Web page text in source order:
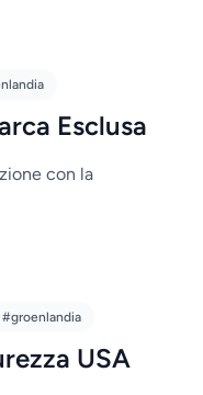
Esclusa
con la
#groenlandia
USA